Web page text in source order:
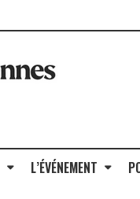
L’ÉVÉNEMENT